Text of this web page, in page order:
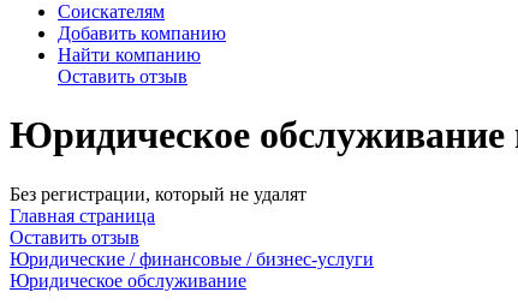
Соискателям
Добавить компанию
Найти компанию
Оставить отзыв
Юридическое обслуживание
Без регистрации, который не удалят
Главная страница
Оставить отзыв
Юридические / финансовые / бизнес-услуги
Юридическое обслуживание